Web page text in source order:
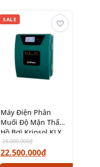
SALE
Máy Điện Phân
Muối Độ Mặn Thấp
Hồ Bơi Kripsol KLX
2LS
25.000.000₫
22.500.000₫
♡